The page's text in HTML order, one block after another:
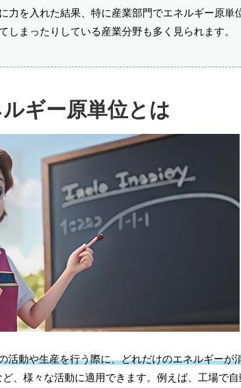
力を入れた結果、特に産業部門でエネルギー原単
しまったりしている産業分野も多く見られます。
ギー原単位とは
活動や生産を行う際に、どれだけのエネルギーが
、様々な活動に適用できます。例えば、工場で